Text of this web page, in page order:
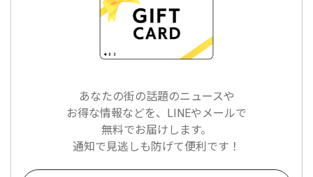
あなたの街の話題のニュースや
お得な情報などを、LINEやメールで
無料でお届けします。
通知で見逃しも防げて便利です！